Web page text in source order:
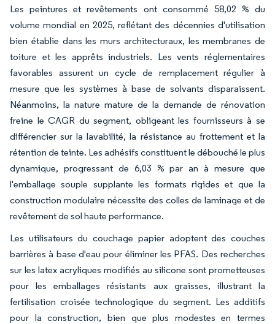
Les peintures et revêtements ont consommé 58,02 % du
volume mondial en 2025, reflétant des décennies d'utilisation
bien établie dans les murs architecturaux, les membranes de
toiture et les apprêts industriels. Les vents réglementaires
favorables assurent un cycle de remplacement régulier à
mesure que les systèmes à base de solvants disparaissent.
Néanmoins, la nature mature de la demande de rénovation
freine le CAGR du segment, obligeant les fournisseurs à se
différencier sur la lavabilité, la résistance au frottement et la
rétention de teinte. Les adhésifs constituent le débouché le plus
dynamique, progressant de 6,03 % par an à mesure que
l'emballage souple supplante les formats rigides et que la
construction modulaire nécessite des colles de laminage et de
revêtement de sol haute performance.
Les utilisateurs du couchage papier adoptent des couches
barrières à base d'eau pour éliminer les PFAS. Des recherches
sur les latex acryliques modifiés au silicone sont prometteuses
pour les emballages résistants aux graisses, illustrant la
fertilisation croisée technologique du segment. Les additifs
pour la construction, bien que plus modestes en termes